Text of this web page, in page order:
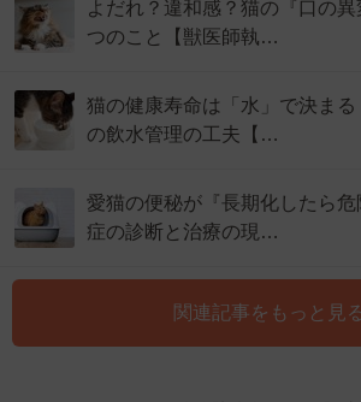
よだれ？違和感？猫の『口の
つのこと【獣医師執…
猫の健康寿命は「水」で決ま
の飲水管理の工夫【…
愛猫の便秘が『長期化したら
症の診断と治療の現…
関連記事をもっと見